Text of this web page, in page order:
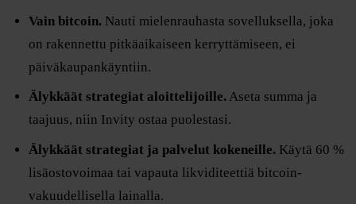
Vain bitcoin.Nauti mielenrauhasta sovelluksella, joka
on rakennettu pitkäaikaiseen kerryttämiseen, ei
päiväkaupankäyntiin.
Älykkäät strategiat aloittelijoille.Aseta summa ja
taajuus, niin Invity ostaa puolestasi.
Älykkäät strategiat ja palvelut kokeneille.Käytä 60 %
lisäostovoimaa tai vapauta likviditeettiä bitcoin-
vakuudellisella lainalla.